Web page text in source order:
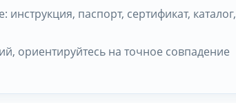
инструкция, паспорт, сертификат, каталог,
ориентируйтесь на точное совпадение